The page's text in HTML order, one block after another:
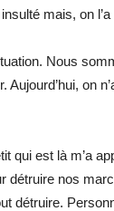
mais, on
Nous
on
qui est là m’a
nos
détruire.